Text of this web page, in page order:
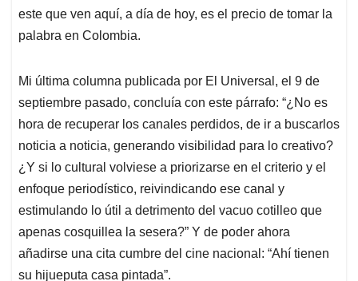
este que ven aquí, a día de hoy, es el precio de tomar la
palabra en Colombia.
Mi última columna publicada por El Universal, el 9 de
septiembre pasado, concluía con este párrafo: “¿No es
hora de recuperar los canales perdidos, de ir a buscarlos
noticia a noticia, generando visibilidad para lo creativo?
¿Y si lo cultural volviese a priorizarse en el criterio y el
enfoque periodístico, reivindicando ese canal y
estimulando lo útil a detrimento del vacuo cotilleo que
apenas cosquillea la sesera?” Y de poder ahora
añadirse una cita cumbre del cine nacional: “Ahí tienen
su hijueputa casa pintada”.